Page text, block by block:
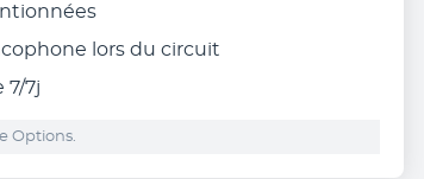
lors du circuit
7/7j
Options.